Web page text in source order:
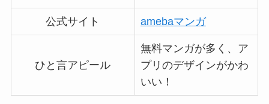
公式サイト amebaマンガ
ひと言アピール
無料マンガが多く、ア
プリのデザインがかわ
いい！